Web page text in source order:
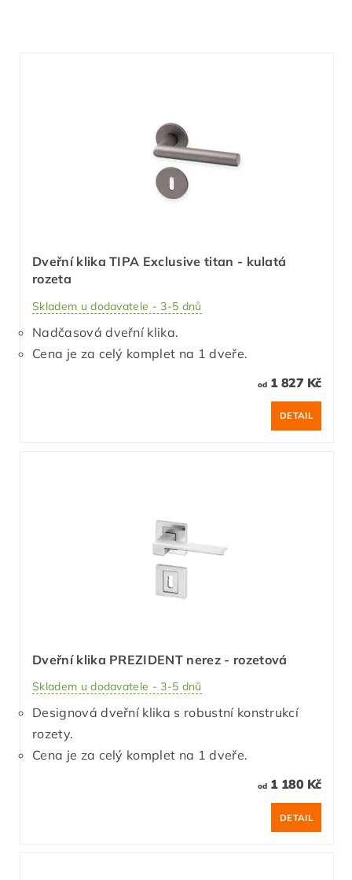
Dveřní klika TIPA Exclusive titan - kulatá
rozeta
Skladem u dodavatele - 3-5 dnů
Nadčasová dveřní klika.
Cena je za celý komplet na 1 dveře.
od1 827 Kč
DETAIL
Dveřní klika PREZIDENT nerez - rozetová
Skladem u dodavatele - 3-5 dnů
Designová dveřní klika s robustní konstrukcí
rozety.
Cena je za celý komplet na 1 dveře.
od1 180 Kč
DETAIL